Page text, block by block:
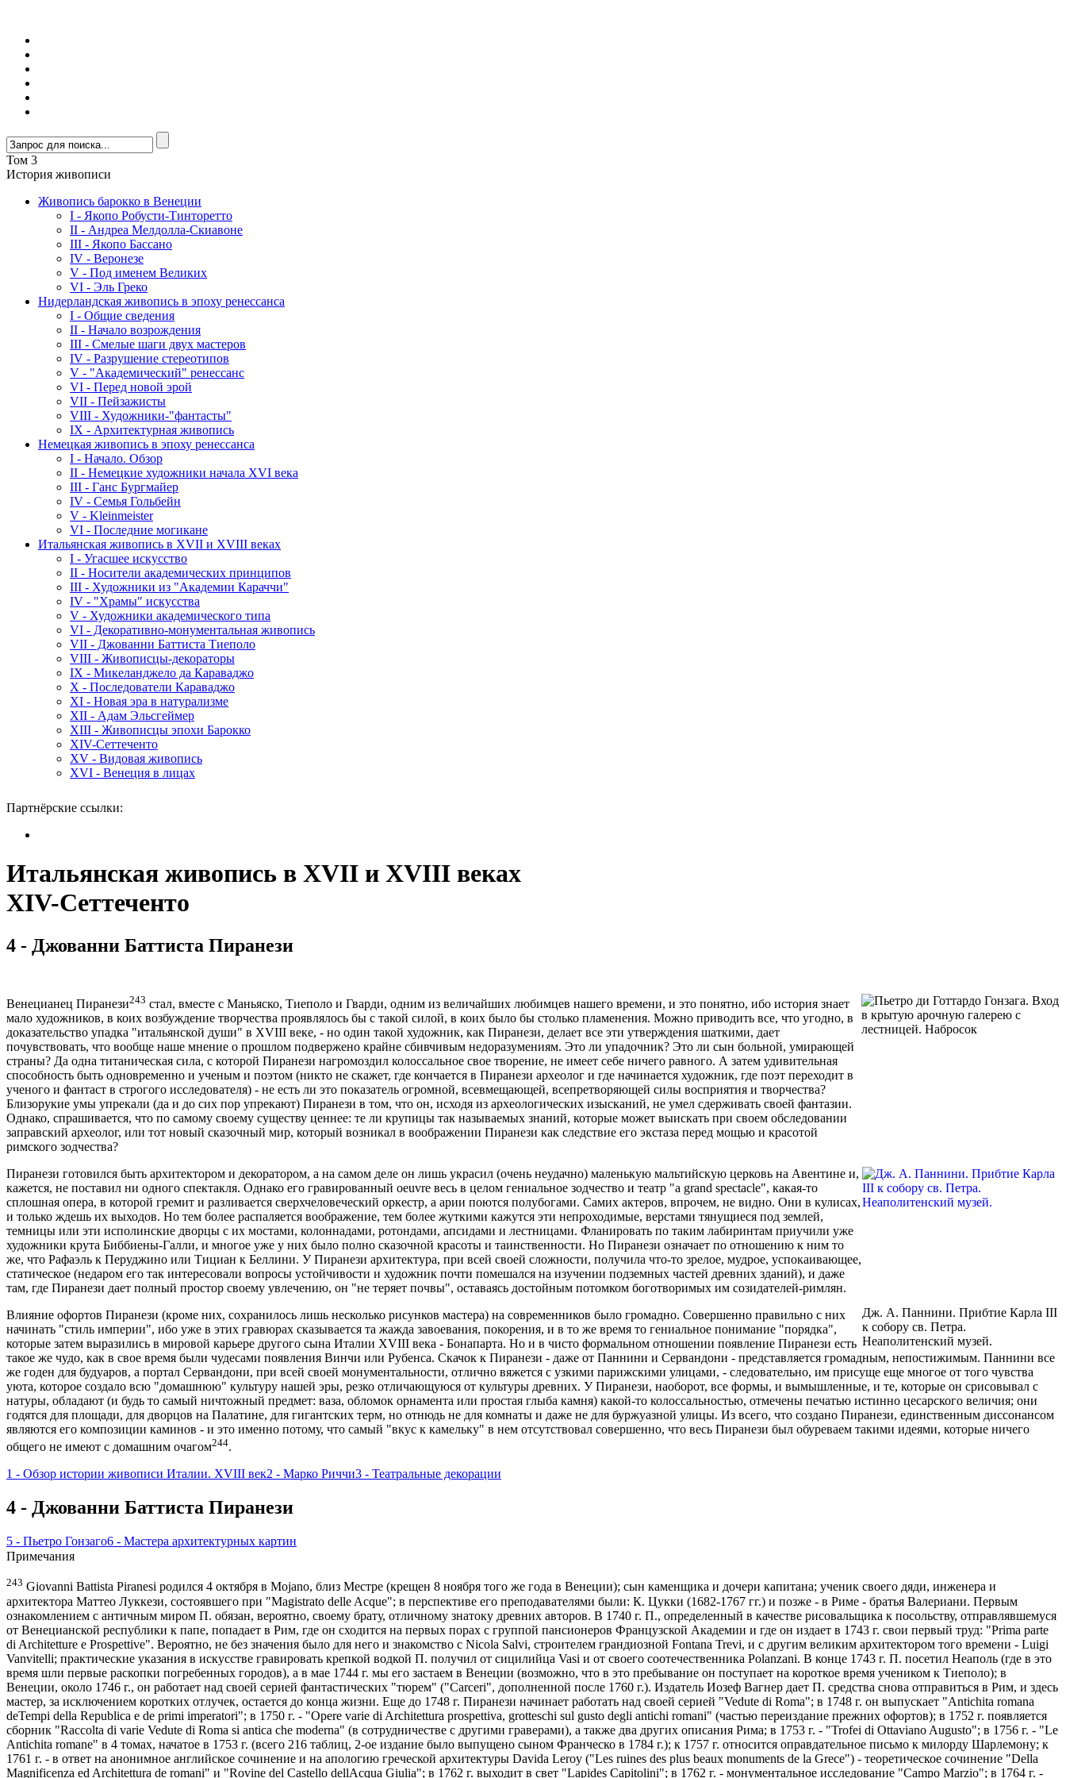
Том 3
История живописи
Живопись барокко в Венеции
I - Якопо Робусти-Тинторетто
II - Андреа Мелдолла-Скиавоне
III - Якопо Бассано
IV - Веронезе
V - Под именем Великих
VI - Эль Греко
Нидерландская живопись в эпоху ренессанса
I - Общие сведения
II - Начало возрождения
III - Смелые шаги двух мастеров
IV - Разрушение стереотипов
V - "Академический" ренессанс
VI - Перед новой эрой
VII - Пейзажисты
VIII - Художники-"фантасты"
IX - Архитектурная живопись
Немецкая живопись в эпоху ренессанса
I - Начало. Обзор
II - Немецкие художники начала XVI века
III - Ганс Бургмайер
IV - Семья Гольбейн
V - Kleinmeister
VI - Последние могикане
Итальянская живопись в XVII и XVIII веках
I - Угасшее искусство
II - Носители академических принципов
III - Художники из "Академии Караччи"
IV - "Храмы" искусства
V - Художники академического типа
VI - Декоративно-монументальная живопись
VII - Джованни Баттиста Тиеполо
VIII - Живописцы-декораторы
IX - Микеланджело да Караваджо
X - Последователи Караваджо
XI - Новая эра в натурализме
XII - Адам Эльсгеймер
XIII - Живописцы эпохи Барокко
XIV-Сеттеченто
XV - Видовая живопись
XVI - Венеция в лицах
Партнёрские ссылки:
Итальянская живопись в XVII и XVIII веках
XIV-Сеттеченто
4 - Джованни Баттиста Пиранези
Венецианец Пиранези243 стал, вместе с Маньяско, Тиеполо и Гварди, одним из величайших любимцев нашего времени, и это понятно, ибо история знает
мало художников, в коих возбуждение творчества проявлялось бы с такой силой, в коих было бы столько пламенения. Можно приводить все, что угодно, в
доказательство упадка "итальянской души" в XVIII веке, - но один такой художник, как Пиранези, делает все эти утверждения шаткими, дает
почувствовать, что вообще наше мнение о прошлом подвержено крайне сбивчивым недоразумениям. Это ли упадочник? Это ли сын больной, умирающей
страны? Да одна титаническая сила, с которой Пиранези нагромоздил колоссальное свое творение, не имеет себе ничего равного. А затем удивительная
способность быть одновременно и ученым и поэтом (никто не скажет, где кончается в Пиранези археолог и где начинается художник, где поэт переходит в
ученого и фантаст в строгого исследователя) - не есть ли это показатель огромной, всевмещающей, всепретворяющей силы восприятия и творчества?
Близорукие умы упрекали (да и до сих пор упрекают) Пиранези в том, что он, исходя из археологических изысканий, не умел сдерживать своей фантазии.
Однако, спрашивается, что по самому своему существу ценнее: те ли крупицы так называемых знаний, которые может выискать при своем обследовании
заправский археолог, или тот новый сказочный мир, который возникал в воображении Пиранези как следствие его экстаза перед мощью и красотой
римского зодчества?
Дж. А. Паннини. Прибтие Карла III
к собору св. Петра.
Неаполитенский музей.
Пиранези готовился быть архитектором и декоратором, а на самом деле он лишь украсил (очень неудачно) маленькую мальтийскую церковь на Авентине и,
кажется, не поставил ни одного спектакля. Однако его гравированный oeuvre весь в целом гениальное зодчество и театр "a grand spectacle", какая-то
сплошная опера, в которой гремит и разливается сверхчеловеческий оркестр, а арии поются полубогами. Самих актеров, впрочем, не видно. Они в кулисах,
и только ждешь их выходов. Но тем более распаляется воображение, тем более жуткими кажутся эти непроходимые, верстами тянущиеся под землей,
темницы или эти исполинские дворцы с их мостами, колоннадами, ротондами, апсидами и лестницами. Фланировать по таким лабиринтам приучили уже
художники крута Биббиены-Галли, и многое уже у них было полно сказочной красоты и таинственности. Но Пиранези означает по отношению к ним то
же, что Рафаэль к Перуджино или Тициан к Беллини. У Пиранези архитектура, при всей своей сложности, получила что-то зрелое, мудрое, успокаивающее,
статическое (недаром его так интересовали вопросы устойчивости и художник почти помешался на изучении подземных частей древних зданий), и даже
там, где Пиранези дает полный простор своему увлечению, он "не теряет почвы", оставаясь достойным потомком боготворимых им созидателей-римлян.
Влияние офортов Пиранези (кроме них, сохранилось лишь несколько рисунков мастера) на современников было громадно. Совершенно правильно с них
начинать "стиль империи", ибо уже в этих гравюрах сказывается та жажда завоевания, покорения, и в то же время то гениальное понимание "порядка",
которые затем выразились в мировой карьере другого сына Италии XVIII века - Бонапарта. Но и в чисто формальном отношении появление Пиранези есть
такое же чудо, как в свое время были чудесами появления Винчи или Рубенса. Скачок к Пиранези - даже от Паннини и Сервандони - представляется громадным, непостижимым. Паннини все
же годен для будуаров, а портал Сервандони, при всей своей монументальности, отлично вяжется с узкими парижскими улицами, - следовательно, им присуще еще многое от того чувства
уюта, которое создало всю "домашнюю" культуру нашей эры, резко отличающуюся от культуры древних. У Пиранези, наоборот, все формы, и вымышленные, и те, которые он срисовывал с
натуры, обладают (и будь то самый ничтожный предмет: ваза, обломок орнамента или простая глыба камня) какой-то колоссальностью, отмечены печатью истинно цесарского величия; они
годятся для площади, для дворцов на Палатине, для гигантских терм, но отнюдь не для комнаты и даже не для буржуазной улицы. Из всего, что создано Пиранези, единственным диссонансом
являются его композиции каминов - и это именно потому, что самый "вкус к камельку" в нем отсутствовал совершенно, что весь Пиранези был обуреваем такими идеями, которые ничего
общего не имеют с домашним очагом244.
1 - Обзор истории живописи Италии. XVIII век2 - Марко Риччи3 - Театральные декорации
4 - Джованни Баттиста Пиранези
5 - Пьетро Гонзаго6 - Мастера архитектурных картин
Примечания
243 Giovanni Battista Piranesi родился 4 октября в Mojano, близ Местре (крещен 8 ноября того же года в Венеции); сын каменщика и дочери капитана; ученик своего дяди, инженера и
архитектора Маттео Луккези, состоявшего при "Magistrato delle Acque"; в перспективе его преподавателями были: К. Цукки (1682-1767 гг.) и позже - в Риме - братья Валериани. Первым
ознакомлением с античным миром П. обязан, вероятно, своему брату, отличному знатоку древних авторов. В 1740 г. П., определенный в качестве рисовальщика к посольству, отправлявшемуся
от Венецианской республики к папе, попадает в Рим, где он сходится на первых порах с группой пансионеров Французской Академии и где он издает в 1743 г. свои первый труд: "Prima parte
di Architetture e Prospettive". Вероятно, не без значения было для него и знакомство с Nicola Salvi, строителем грандиозной Fontana Trevi, и с другим великим архитектором того времени - Luigi
Vanvitelli; практические указания в искусстве гравировать крепкой водкой П. получил от сицилийца Vasi и от своего соотечественника Polanzani. В конце 1743 г. П. посетил Неаполь (где в это
время шли первые раскопки погребенных городов), а в мае 1744 г. мы его застаем в Венеции (возможно, что в это пребывание он поступает на короткое время учеником к Тиеполо); в
Венеции, около 1746 г., он работает над своей серией фантастических "тюрем" ("Carceri", дополненной после 1760 г.). Издатель Иозеф Вагнер дает П. средства снова отправиться в Рим, и здесь
мастер, за исключением коротких отлучек, остается до конца жизни. Еще до 1748 г. Пиранeзи начинает работать над своей серией "Vedute di Roma"; в 1748 г. он выпускает "Antichita romana
deTempi della Republica e de primi imperatori"; в 1750 г. - "Opere varie di Architettura prospettiva, grotteschi sul gusto degli antichi romani" (частью переиздание прежних офортов); в 1752 г. появляется
сборник "Raccolta di varie Vedute di Roma si antica che moderna" (в сотрудничестве с другими граверами), а также два других описания Рима; в 1753 г. - "Trofei di Ottaviano Augusto"; в 1756 г. - "Le
Antichita romane" в 4 томах, начатое в 1753 г. (всего 216 таблиц, 2-ое издание было выпущено сыном Франческо в 1784 г.); к 1757 г. относится оправдательное письмо к милорду Шарлемону; к
1761 г. - в ответ на анонимное английское сочинение и на апологию греческой архитектуры Davida Leroy ("Les ruines des plus beaux monuments de la Grece") - теоретическое сочинение "Della
Magnificenza ed Architettura de romani" и "Rovine del Castello dellAcqua Giulia"; в 1762 г. выходит в свет "Lapides Capitolini"; в 1762 г. - монументальное исследование "Campo Marzio"; в 1764 г. -